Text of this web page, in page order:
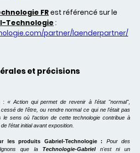
FRest référencé sur le
Technologie :
partner/laenderpartner/
: « Action qui permet de revenir à l'état "normal",
de l'être, ou rendre normal ce qui ne l'était pas
sens où l’action de cette technologie contribue à
l’état initial avant exposition.
les produits Gabriel-Technologie : Pour des
que la
Technologie-Gabrieln'est ni un
et précisions